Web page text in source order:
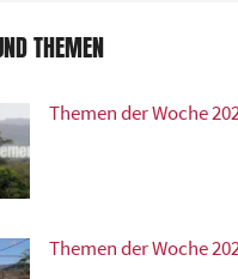
THEMEN
Themen der Woche
Themen der Woche